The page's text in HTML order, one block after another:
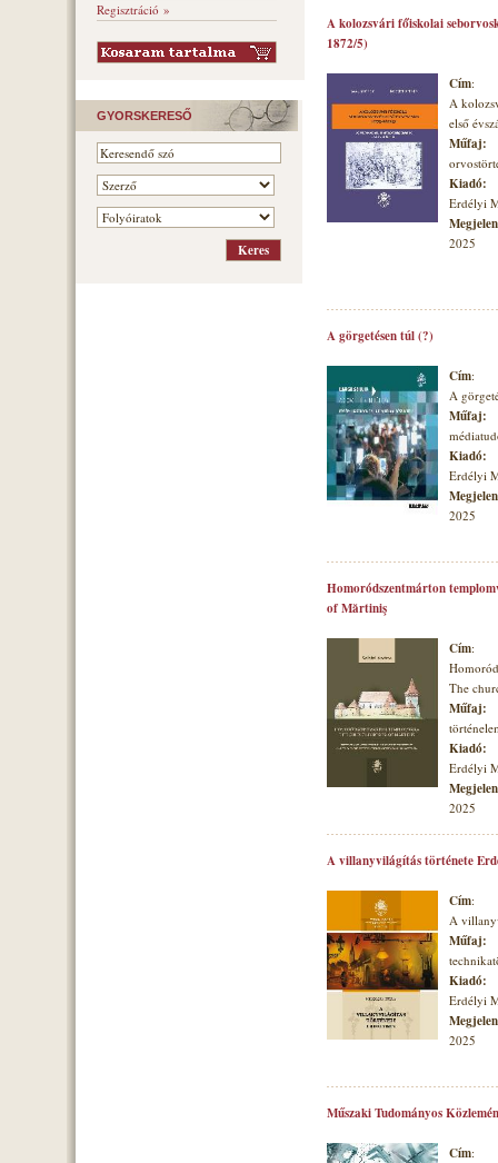
Regisztráció »
GYORSKERESŐ
A kolozsvári főiskolai
1872/5)
Cím:
A
első
Műfaj:
Kiadó:
Erdélyi
2025
A görgetésen túl (?)
Cím:
A
Műfaj:
Kiadó:
Erdélyi
2025
Homoródszentmárton
of Mărtiniş
Cím:
The
Műfaj:
Kiadó:
Erdélyi
2025
A villanyvilágítás története
Cím:
A
Műfaj:
Kiadó:
Erdélyi
2025
Műszaki Tudományos
Cím: